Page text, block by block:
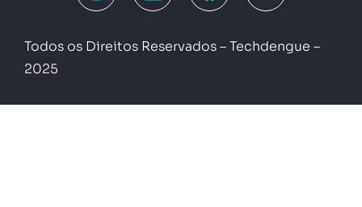
Todos os Direitos Reservados – Techdengue –
2025